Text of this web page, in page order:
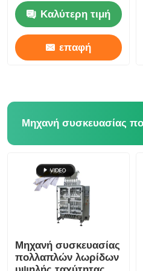
Σπίτι
Βίντεο
Καλύτερη τιμή
επαφή
Μηχανή συσκευασίας
πολλαπλών λωρίδων